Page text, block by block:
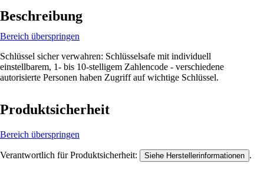
Beschreibung
Bereich überspringen
Schlüssel sicher verwahren: Schlüsselsafe mit individuell
einstellbarem, 1- bis 10-stelligem Zahlencode - verschiedene
autorisierte Personen haben Zugriff auf wichtige Schlüssel.
Produktsicherheit
Bereich überspringen
Verantwortlich für Produktsicherheit: Siehe Herstellerinformationen .